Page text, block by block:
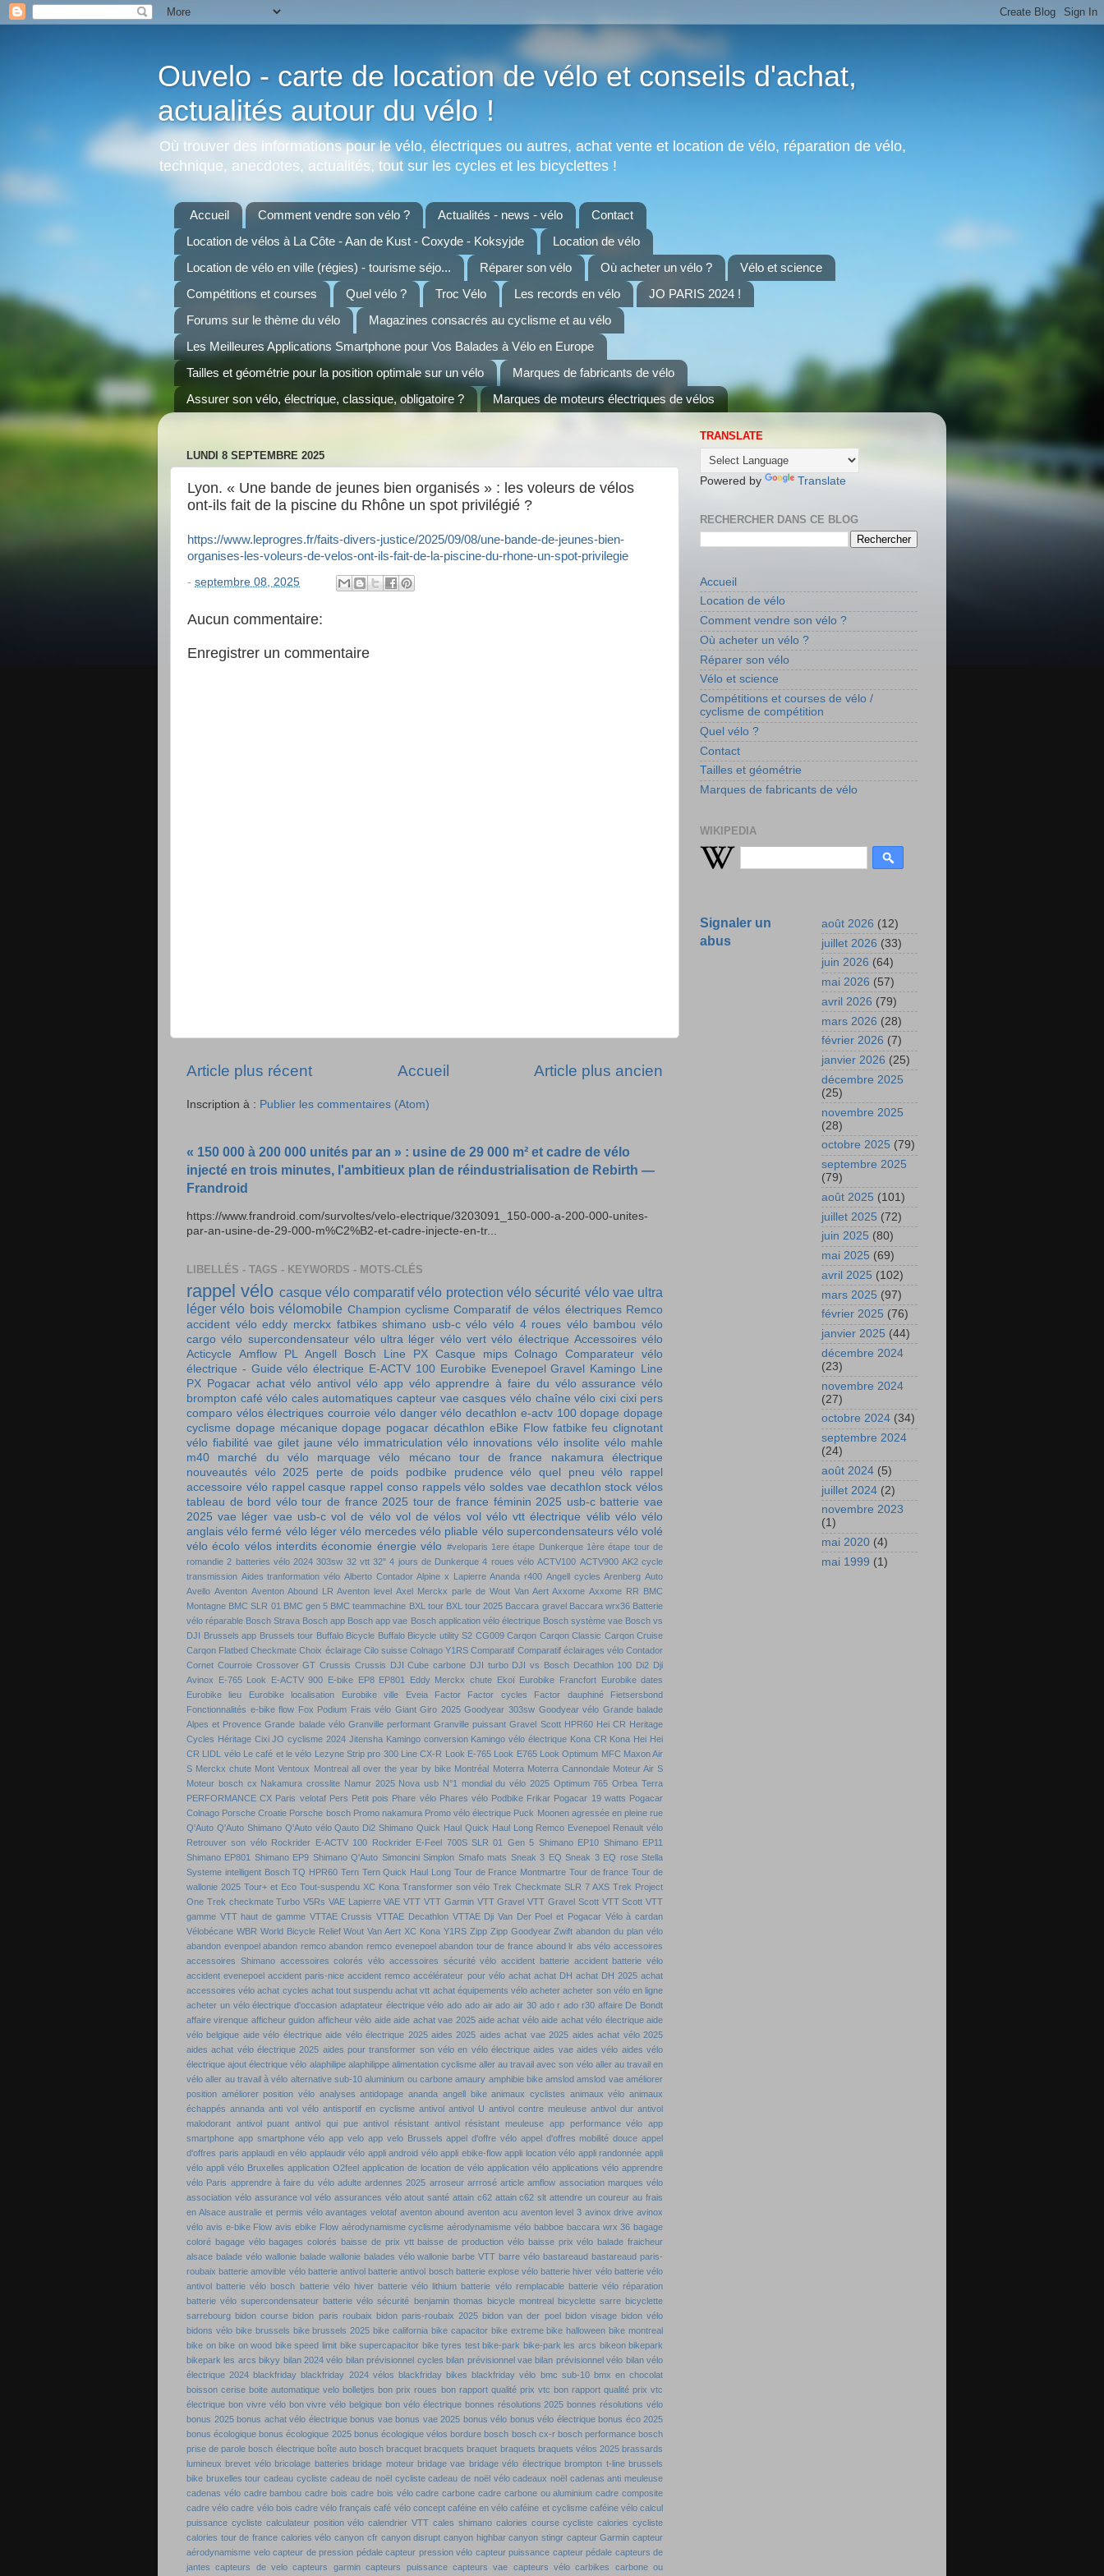
Ouvelo - carte de location de vélo et conseils d'achat,
actualités autour du vélo !
Où trouver des informations pour le vélo, électriques ou autres, achat vente et location de vélo, réparation de vélo,
technique, anecdotes, actualités, tout sur les cycles et les bicyclettes !
Accueil Comment vendre son vélo ? Actualités - news - vélo
Contact
Location de vélos à La Côte - Aan de Kust - Coxyde - Koksyjde
Location de vélo
Location de vélo en ville (régies) - tourisme séjo...
Réparer son vélo Où acheter un vélo ?
Vélo et science
Compétitions et courses
Quel vélo ? Troc Vélo Les records en vélo
JO PARIS 2024 !
Forums sur le thème du vélo
Magazines consacrés au cyclisme et au vélo
Les Meilleures Applications Smartphone pour Vos Balades à Vélo en Europe
Tailles et géométrie pour la position optimale sur un vélo
Marques de fabricants de vélo
Assurer son vélo, électrique, classique, obligatoire ?
Marques de moteurs électriques de vélos
LUNDI 8 SEPTEMBRE 2025
Lyon. « Une bande de jeunes bien organisés » : les voleurs de vélos
ont-ils fait de la piscine du Rhône un spot privilégié ?
https://www.leprogres.fr/faits-divers-justice/2025/09/08/une-bande-de-jeunes-bien-
organises-les-voleurs-de-velos-ont-ils-fait-de-la-piscine-du-rhone-un-spot-privilegie
- septembre 08, 2025
Aucun commentaire:
Enregistrer un commentaire
Article plus récent Article plus ancien
Accueil
Inscription à : Publier les commentaires (Atom)
« 150 000 à 200 000 unités par an » : usine de 29 000 m² et cadre de vélo
injecté en trois minutes, l'ambitieux plan de réindustrialisation de Rebirth —
Frandroid
https://www.frandroid.com/survoltes/velo-electrique/3203091_150-000-a-200-000-unites-
par-an-usine-de-29-000-m%C2%B2-et-cadre-injecte-en-tr...
LIBELLÉS - TAGS - KEYWORDS - MOTS-CLÉS
rappel vélo casque vélo comparatif vélo protection vélo sécurité vélo vae ultra
léger vélo bois vélomobile Champion cyclisme Comparatif de vélos électriques Remco
accident vélo eddy merckx fatbikes shimano usb-c vélo vélo 4 roues vélo bambou vélo
cargo vélo supercondensateur vélo ultra léger vélo vert vélo électrique Accessoires vélo
Acticycle
Amflow PL Angell Bosch Line PX Casque mips Colnago
Comparateur vélo
électrique - Guide vélo électrique E-ACTV 100 Eurobike Evenepoel Gravel Kamingo Line
PX Pogacar achat vélo antivol vélo app vélo apprendre à faire du vélo assurance vélo
brompton café vélo cales automatiques capteur vae casques vélo chaîne vélo cixi cixi pers
comparo vélos électriques courroie vélo danger vélo decathlon e-actv 100 dopage dopage
cyclisme dopage mécanique dopage pogacar décathlon eBike Flow fatbike feu clignotant
vélo fiabilité vae gilet jaune vélo immatriculation vélo innovations vélo insolite vélo mahle
m40
marché du vélo marquage vélo mécano tour de france
nakamura électrique
nouveautés vélo 2025
perte de poids podbike prudence vélo quel pneu vélo
rappel
accessoire vélo rappel casque rappel conso rappels vélo soldes vae decathlon stock vélos
tableau de bord vélo tour de france 2025 tour de france féminin 2025 usb-c batterie vae
2025 vae léger vae usb-c vol de vélo vol de vélos vol vélo vtt électrique vélib vélo vélo
anglais vélo fermé vélo léger vélo mercedes vélo pliable vélo supercondensateurs vélo volé
vélo écolo vélos interdits économie énergie vélo #veloparis 1ere étape Dunkerque 1ère étape tour de
romandie 2 batteries vélo 2024 303sw 32 vtt 32" 4 jours de Dunkerque 4 roues vélo ACTV100 ACTV900 AK2 cycle
transmission Aides tranformation vélo Alberto Contador Alpine x Lapierre Ananda r400 Angell cycles Arenberg Auto
Avello Aventon Aventon Abound LR Aventon level Axel Merckx parle de Wout Van Aert Axxome Axxome RR BMC
Montagne BMC SLR 01 BMC gen 5 BMC teammachine BXL tour BXL tour 2025 Baccara gravel Baccara wrx36 Batterie
vélo réparable Bosch Strava Bosch app Bosch app vae Bosch application vélo électrique Bosch système vae Bosch vs
DJI Brussels app Brussels tour Buffalo Bicycle Buffalo Bicycle utility S2 CG009 Carqon Carqon Classic Carqon Cruise
Carqon Flatbed Checkmate Choix éclairage Cilo suisse Colnago Y1RS Comparatif Comparatif éclairages vélo Contador
Cornet Courroie Crossover GT Crussis Crussis DJI Cube carbone DJI turbo DJI vs Bosch Decathlon 100 Di2 Dji
Avinox
E-765 Look E-ACTV 900 E-bike EP8 EP801 Eddy Merckx chute Ekoï Eurobike Francfort Eurobike dates
Eurobike lieu
Eurobike localisation Eurobike ville Eveia Factor Factor cycles Factor dauphiné
Fietsersbond
Fonctionnalités e-bike flow Fox Podium Frais vélo Giant Giro 2025 Goodyear 303sw Goodyear vélo Grande balade
Alpes et Provence Grande balade vélo Granville performant Granville puissant Gravel Scott HPR60 Hei CR Heritage
Cycles Héritage Cixi JO cyclisme 2024 Jitensha Kamingo conversion Kamingo vélo électrique Kona CR Kona Hei Hei
CR LIDL vélo Le café et le vélo Lezyne Strip pro 300 Line CX-R Look E-765 Look E765 Look Optimum MFC Maxon Air
S Merckx chute Mont Ventoux Montreal all over the year by bike Montréal Moterra Moterra Cannondale Moteur Air S
Moteur bosch cx Nakamura crosslite Namur 2025 Nova usb N°1 mondial du vélo 2025 Optimum 765 Orbea Terra
PERFORMANCE CX Paris velotaf Pers Petit pois Phare vélo Phares vélo Podbike Frikar Pogacar 19 watts Pogacar
Colnago Porsche Croatie Porsche bosch Promo nakamura Promo vélo électrique Puck Moonen agressée en pleine rue
Q'Auto Q'Auto Shimano Q'Auto vélo Qauto Di2 Shimano Quick Haul Quick Haul Long Remco Evenepoel Renault vélo
Retrouver son vélo Rockrider E-ACTV 100 Rockrider E-Feel 700S SLR 01 Gen 5 Shimano EP10 Shimano EP11
Shimano EP801 Shimano EP9 Shimano Q'Auto Simoncini Simplon Smafo mats Sneak 3 EQ Sneak 3 EQ rose Stella
Systeme intelligent Bosch TQ HPR60 Tern Tern Quick Haul Long Tour de France Montmartre Tour de france Tour de
wallonie 2025 Tour+ et Eco Tout-suspendu XC Kona Transformer son vélo Trek Checkmate SLR 7 AXS Trek Project
One Trek checkmate Turbo V5Rs VAE Lapierre VAE VTT VTT Garmin VTT Gravel VTT Gravel Scott VTT Scott VTT
gamme VTT haut de gamme VTTAE Crussis VTTAE Decathlon VTTAE Dji Van Der Poel et Pogacar Vélo à cardan
Vélobécane WBR World Bicycle Relief Wout Van Aert XC Kona Y1RS Zipp Zipp Goodyear Zwift abandon du plan vélo
abandon evenpoel abandon remco abandon remco evenepoel abandon tour de france abound lr abs vélo accessoires
accessoires Shimano accessoires colorés vélo accessoires sécurité vélo accident batterie accident batterie vélo
accident evenepoel accident paris-nice accident remco accélérateur pour vélo achat achat DH achat DH 2025 achat
accessoires vélo achat cycles achat tout suspendu achat vtt achat équipements vélo acheter acheter son vélo en ligne
acheter un vélo électrique d'occasion adaptateur électrique vélo ado ado air ado air 30 ado r ado r30 affaire De Bondt
affaire virenque afficheur guidon afficheur vélo aide aide achat vae 2025 aide achat vélo aide achat vélo électrique aide
vélo belgique aide vélo électrique aide vélo électrique 2025 aides 2025 aides achat vae 2025 aides achat vélo 2025
aides achat vélo électrique 2025 aides pour transformer son vélo en vélo électrique aides vae aides vélo aides vélo
électrique ajout électrique vélo alaphilipe alaphilippe alimentation cyclisme aller au travail avec son vélo aller au travail en
vélo aller au travail à vélo alternative sub-10 aluminium ou carbone amaury amphibie bike amslod amslod vae améliorer
position améliorer position vélo analyses antidopage ananda angell bike animaux cyclistes animaux vélo animaux
échappés annanda anti vol vélo antisportif en cyclisme antivol antivol U antivol contre meuleuse antivol dur antivol
malodorant antivol puant antivol qui pue antivol résistant antivol résistant meuleuse app performance vélo app
smartphone app smartphone vélo app velo app velo Brussels appel d'offre vélo appel d'offres mobilité douce appel
d'offres paris applaudi en vélo applaudir vélo appli android vélo appli ebike-flow appli location vélo appli randonnée appli
vélo appli vélo Bruxelles application O2feel application de location de vélo application vélo applications vélo apprendre
vélo Paris apprendre à faire du vélo adulte ardennes 2025 arroseur arrrosé article amflow association marques vélo
association vélo assurance vol vélo assurances vélo atout santé attain c62 attain c62 slt attendre un coureur au frais
en Alsace australie et permis vélo avantages velotaf aventon abound aventon acu aventon level 3 avinox drive avinox
vélo avis e-bike Flow avis ebike Flow aérodynamisme cyclisme aérodynamisme vélo babboe baccara wrx 36 bagage
coloré bagage vélo bagages colorés baisse de prix vtt baisse de production vélo baisse prix vélo balade fraicheur
alsace balade vélo wallonie balade wallonie balades vélo wallonie barbe VTT barre vélo bastareaud bastareaud paris-
roubaix batterie amovible vélo batterie antivol batterie antivol bosch batterie explose vélo batterie hiver vélo batterie vélo
antivol batterie vélo bosch batterie vélo hiver batterie vélo lithium batterie vélo remplacable batterie vélo réparation
batterie vélo supercondensateur batterie vélo sécurité benjamin thomas bicycle montreal bicyclette sarre bicyclette
sarrebourg bidon course bidon paris roubaix bidon paris-roubaix 2025 bidon van der poel bidon visage bidon vélo
bidons vélo bike brussels bike brussels 2025 bike california bike capacitor bike extreme bike halloween bike montreal
bike on bike on wood bike speed limit bike supercapacitor bike tyres test bike-park bike-park les arcs bikeon bikepark
bikepark les arcs bikyy bilan 2024 vélo bilan prévisionnel cycles bilan prévisionnel vae bilan prévisionnel vélo bilan vélo
électrique 2024 blackfriday blackfriday 2024 vélos blackfriday bikes blackfriday vélo bmc sub-10 bmx en chocolat
boisson cerise boite automatique velo bolletjes bon prix roues bon rapport qualité prix vtc bon rapport qualité prix vtc
électrique bon vivre vélo bon vivre vélo belgique bon vélo électrique bonnes résolutions 2025 bonnes résolutions vélo
bonus 2025 bonus achat vélo électrique bonus vae bonus vae 2025 bonus vélo bonus vélo électrique bonus éco 2025
bonus écologique bonus écologique 2025 bonus écologique vélos bordure bosch bosch cx-r bosch performance bosch
prise de parole bosch électrique boîte auto bosch bracquet bracquets braquet braquets braquets vélos 2025 brassards
lumineux brevet vélo bricolage batteries bridage moteur bridage vae bridage vélo électrique brompton t-line brussels
bike bruxelles tour cadeau cycliste cadeau de noël cycliste cadeau de noël vélo cadeaux noël cadenas anti meuleuse
cadenas vélo cadre bambou cadre bois cadre bois vélo cadre carbone cadre carbone ou aluminium cadre composite
cadre vélo cadre vélo bois cadre vélo français café vélo concept caféine en vélo caféine et cyclisme caféine vélo calcul
puissance cycliste calculateur position vélo calendrier VTT cales shimano calories course cycliste calories cycliste
calories tour de france calories vélo canyon cfr canyon disrupt canyon highbar canyon stingr capteur Garmin capteur
aérodynamisme velo capteur de pression pédale capteur pression vélo capteur puissance capteur pédale capteurs de
jantes
capteurs de velo capteurs garmin capteurs puissance capteurs vae capteurs vélo carbikes
carbone ou
TRANSLATE
Powered by Translate
RECHERCHER DANS CE BLOG
Accueil
Location de vélo
Comment vendre son vélo ?
Où acheter un vélo ?
Réparer son vélo
Vélo et science
Compétitions et courses de vélo /
cyclisme de compétition
Quel vélo ?
Contact
Tailles et géométrie
Marques de fabricants de vélo
WIKIPEDIA
Signaler un
abus
août 2026 (12)
juillet 2026 (33)
juin 2026 (64)
mai 2026 (57)
avril 2026 (79)
mars 2026 (28)
février 2026 (7)
janvier 2026 (25)
décembre 2025
(25)
novembre 2025
(28)
octobre 2025 (79)
septembre 2025
(79)
août 2025 (101)
juillet 2025 (72)
juin 2025 (80)
mai 2025 (69)
avril 2025 (102)
mars 2025 (97)
février 2025 (76)
janvier 2025 (44)
décembre 2024
(23)
novembre 2024
(27)
octobre 2024 (34)
septembre 2024
(24)
août 2024 (5)
juillet 2024 (2)
novembre 2023
(1)
mai 2020 (4)
mai 1999 (1)